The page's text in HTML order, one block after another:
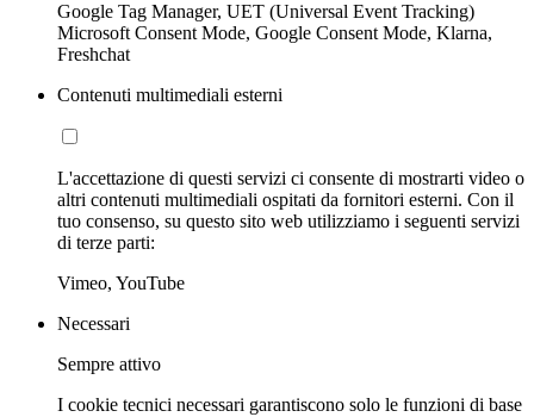
Google Tag Manager, UET (Universal Event Tracking)
Microsoft Consent Mode, Google Consent Mode, Klarna,
Freshchat
Contenuti multimediali esterni
L'accettazione di questi servizi ci consente di mostrarti video o
altri contenuti multimediali ospitati da fornitori esterni. Con il
tuo consenso, su questo sito web utilizziamo i seguenti servizi
di terze parti:
Vimeo, YouTube
Necessari
Sempre attivo
I cookie tecnici necessari garantiscono solo le funzioni di base